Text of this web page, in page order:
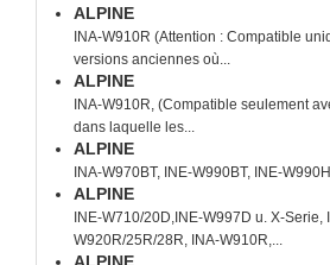
ALPINE
INA-W910R (Attention : Compatible
versions anciennes où...
ALPINE
INA-W910R, (Compatible seulement
dans laquelle les...
ALPINE
INA-W970BT, INE-W990BT, INE-
ALPINE
INE-W710/20D,INE-W997D u. X-Serie,
W920R/25R/28R, INA-W910R,...
ALPINE